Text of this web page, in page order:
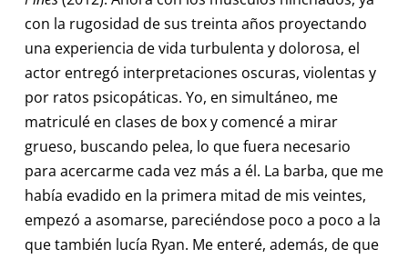
con la rugosidad de sus treinta años proyectando
una experiencia de vida turbulenta y dolorosa, el
actor entregó interpretaciones oscuras, violentas y
por ratos psicopáticas. Yo, en simultáneo, me
matriculé en clases de box y comencé a mirar
grueso, buscando pelea, lo que fuera necesario
para acercarme cada vez más a él. La barba, que me
había evadido en la primera mitad de mis veintes,
empezó a asomarse, pareciéndose poco a poco a la
que también lucía Ryan. Me enteré, además, de que